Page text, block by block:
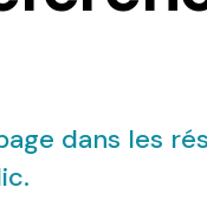
dans les